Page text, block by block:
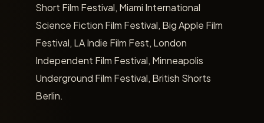
Short Film Festival, Miami International
Science Fiction Film Festival, Big Apple Film
Festival, LA Indie Film Fest, London
Independent Film Festival, Minneapolis
Underground Film Festival, British Shorts
Berlin.